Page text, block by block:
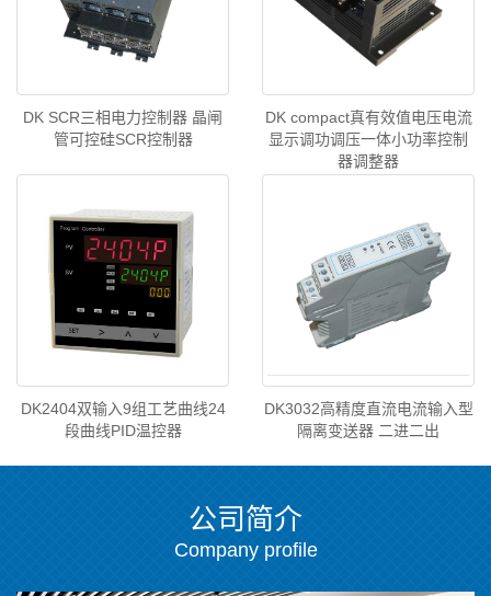
DK SCR三相电力控制器 晶闸
管可控硅SCR控制器
DK compact真有效值电压电流
显示调功调压一体小功率控制
器调整器
DK2404双输入9组工艺曲线24
段曲线PID温控器
DK3032高精度直流电流输入型
隔离变送器 二进二出
公司简介
Company profile